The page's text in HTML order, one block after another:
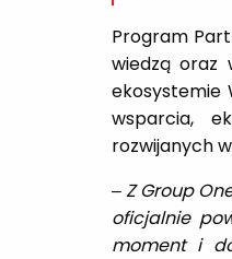
Program
wiedzą oraz
ekosystemie
wsparcia,
rozwijanych
–Z Group
oficjalnie
moment i